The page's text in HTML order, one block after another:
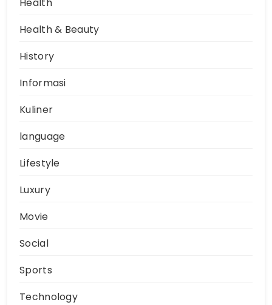
Health
Health & Beauty
History
Informasi
Kuliner
language
Lifestyle
Luxury
Movie
Social
Sports
Technology